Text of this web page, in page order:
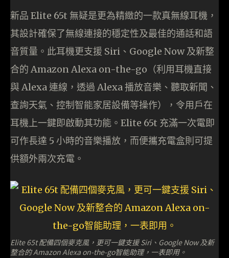
新品 Elite 65t 無疑是更為精緻的一款真無線耳機，
其設計確保了無線連接的穩定性及最佳的通話和語
音質量。此耳機更支援 Siri、Google Now 及新整
合的 Amazon Alexa on-the-go（利用耳機直接
與 Alexa 連線，透過 Alexa 播放音樂、聽取新聞、
查詢天氣、控制智能家居設備等操作），令用戶在
耳機上一鍵即啟動其功能。Elite 65t 充滿一次電即
可作長達 5 小時的音樂播放，而便攜充電盒則可提
供額外兩次充電。
Elite 65t 配備四個麥克風，更可一鍵支援 Siri、Google Now 及新
整合的 Amazon Alexa on-the-go智能助理，一表即用。